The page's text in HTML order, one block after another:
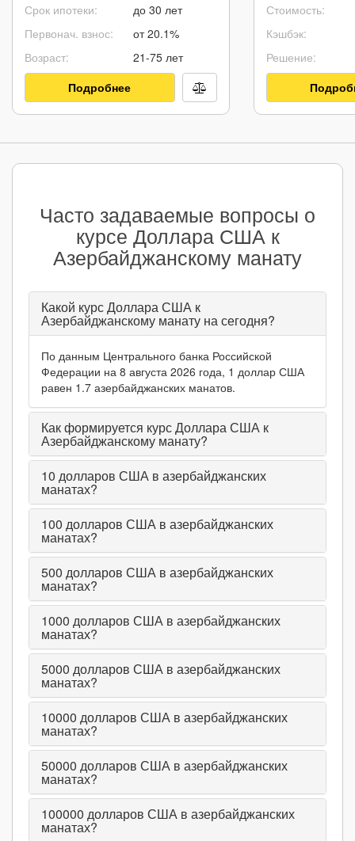
Срок ипотеки:
Первонач. взнос:
Возраст:
до 30 лет
от 20.1%
21-75 лет
Подробнее
Стоимость:
Кэшбэк:
Решение:
Часто задаваемые вопросы о
курсе Доллара США к
Азербайджанскому манату
Какой курс Доллара США к
Азербайджанскому манату на сегодня?
По данным Центрального банка Российской
Федерации на 8 августа 2026 года, 1 доллар США
равен 1.7 азербайджанских манатов.
Как формируется курс Доллара США к
Азербайджанскому манату?
10 долларов США в азербайджанских
манатах?
100 долларов США в азербайджанских
манатах?
500 долларов США в азербайджанских
манатах?
1000 долларов США в азербайджанских
манатах?
5000 долларов США в азербайджанских
манатах?
10000 долларов США в азербайджанских
манатах?
50000 долларов США в азербайджанских
манатах?
100000 долларов США в азербайджанских
манатах?